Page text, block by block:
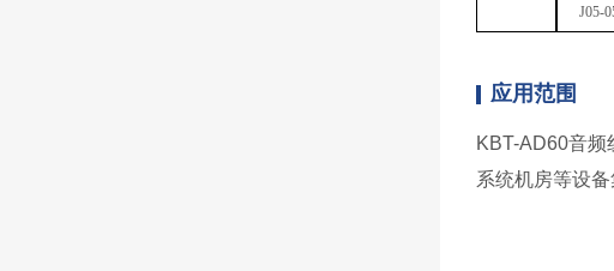
J05-0
应用范围
KBT-AD60音
系统机房等设备